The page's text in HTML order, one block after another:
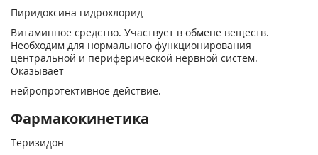
Пиридоксина гидрохлорид
Витаминное средство. Участвует в обмене веществ.
Необходим для нормального функционирования
центральной и периферической нервной систем.
Оказывает
нейропротективное действие.
Фармакокинетика
Теризидон